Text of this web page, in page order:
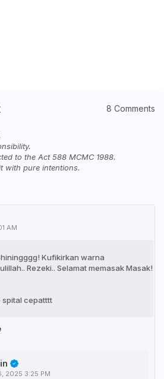
8 Comments
to the Act 588 MCMC 1988.
with pure intentions.
AM
Kufikirkan warna
Rezeki.. Selamat memasak Masak!
spital cepatttt
2025 3:25 PM